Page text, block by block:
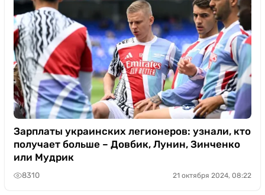
Зарплаты украинских легионеров: узнали, кто
получает больше – Довбик, Лунин, Зинченко
или Мудрик
8310 21 октября 2024, 08:22